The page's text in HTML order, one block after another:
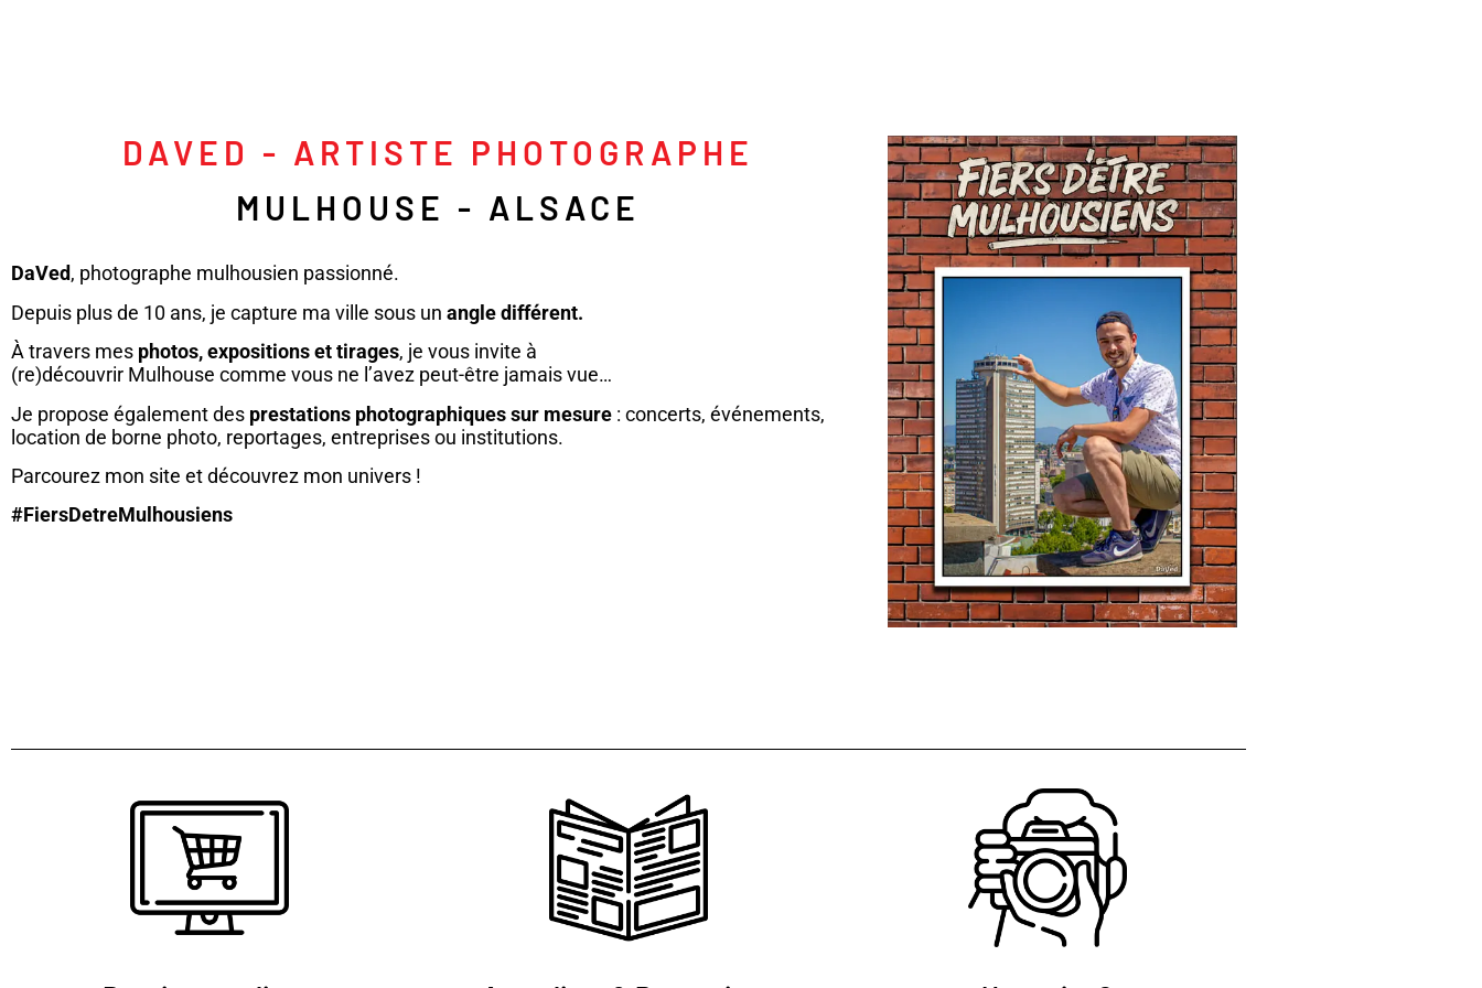
DAVED - ARTISTE PHOTOGRAPHE
MULHOUSE - ALSACE
DaVed, photographe mulhousien passionné.
Depuis plus de 10 ans, je capture ma ville sous un angle différent.
À travers mes photos, expositions et tirages, je vous invite à
(re)découvrir Mulhouse comme vous ne l’avez peut-être jamais vue…
Je propose également des prestations photographiques sur mesure : concerts, événements,
location de borne photo, reportages, entreprises ou institutions.
Parcourez mon site et découvrez mon univers !
#FiersDetreMulhousiens